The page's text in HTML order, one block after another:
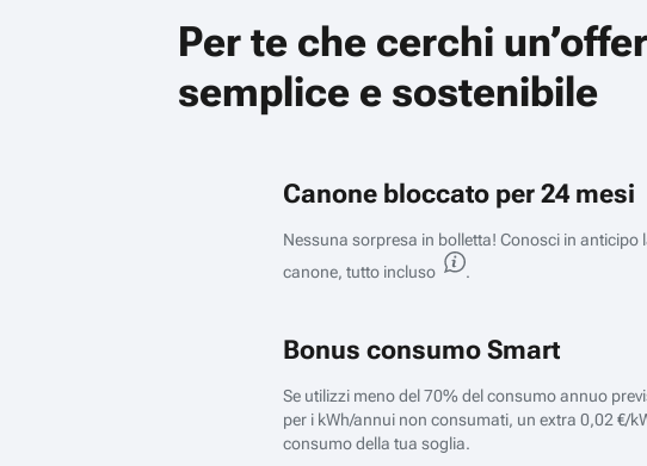
Per te che cerchi
semplice e sostenibile
Canone bloccato per 24 mesi
Nessuna sorpresa in bolletta! Conosci in anticipo
canone, tutto incluso
.
Bonus consumo Smart
Se utilizzi meno del 70% del consumo annuo
per i kWh/annui non consumati, un extra 0,02 €/
consumo della tua soglia.